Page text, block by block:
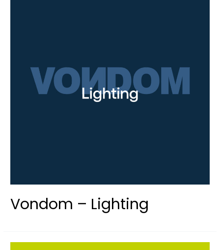
Vondom – Lighting